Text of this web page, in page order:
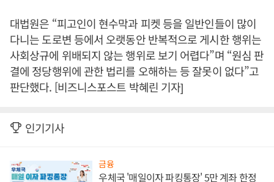
대법원은 “피고인이 현수막과 피켓 등을 일반인들이 많이
다니는 도로변 등에서 오랫동안 반복적으로 게시한 행위는
사회상규에 위배되지 않는 행위로 보기 어렵다”며 “원심 판
결에 정당행위에 관한 법리를 오해하는 등 잘못이 없다”고
판단했다. [비즈니스포스트 박혜린 기자]
인기기사
금융
우체국 '매일이자 파킹통장' 5만 계좌 한정